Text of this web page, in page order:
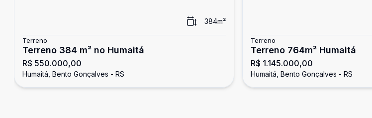
384m²
Terreno
Terreno 384 m² no Humaitá
R$ 550.000,00
Humaitá, Bento Gonçalves - RS
Terreno
Terreno 764m² Humaitá
R$ 1.145.000,00
Humaitá, Bento Gonçalves - RS